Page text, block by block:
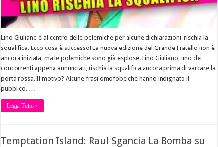
Lino Giuliano è al centro delle polemiche per alcune dichiarazioni: rischia la
squalifica. Ecco cosa è successo! La nuova edizione del Grande Fratello non è
ancora iniziata, ma le polemiche sono già esplose. Lino Giuliano, uno dei
concorrenti appena annunciati, rischia la squalifica ancora prima di varcare la
porta rossa. Il motivo? Alcune frasi omofobe che hanno indignato il
pubblico. …
Leggi Tutto »
Temptation Island: Raul Sgancia La Bomba su